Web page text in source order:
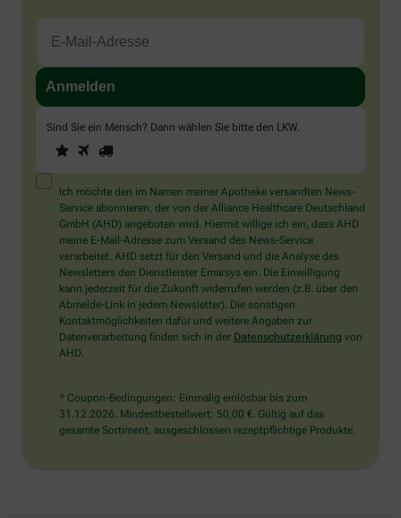
Sind Sie ein Mensch? Dann wählen Sie bitte den LKW.
Sind
Sie
ein
Mensch?
Dann
wählen
Sie
bitte
den
LKW.
1 2
Ich möchte den im Namen meiner Apotheke versandten News-
Service abonnieren, der von der Alliance Healthcare Deutschland
GmbH (AHD) angeboten wird. Hiermit willige ich ein, dass AHD
meine E-Mail-Adresse zum Versand des News-Service
verarbeitet. AHD setzt für den Versand und die Analyse des
Newsletters den Dienstleister Emarsys ein. Die Einwilligung
kann jederzeit für die Zukunft widerrufen werden (z.B. über den
Abmelde-Link in jedem Newsletter). Die sonstigen
Kontaktmöglichkeiten dafür und weitere Angaben zur
Datenverarbeitung finden sich in der Datenschutzerklärung von
AHD.
* Coupon-Bedingungen: Einmalig einlösbar bis zum
31.12.2026. Mindestbestellwert: 50,00 €. Gültig auf das
gesamte Sortiment, ausgeschlossen rezeptpflichtige Produkte.